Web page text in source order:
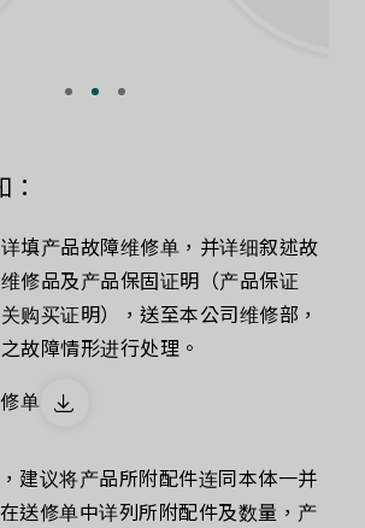
填产品故障维修单，并详细叙述故
修品及产品保固证明（产品保证
购买证明），送至本公司维修部，
故障情形进行处理。
单
建议将产品所附配件连同本体一并
送修单中详列所附配件及数量，产